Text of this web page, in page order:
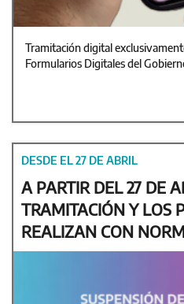
Tramitación digital
Formularios Digitales del
DESDE EL 27 DE ABRIL
A PARTIR DEL 27 DE
TRAMITACIÓN Y LOS
REALIZAN CON